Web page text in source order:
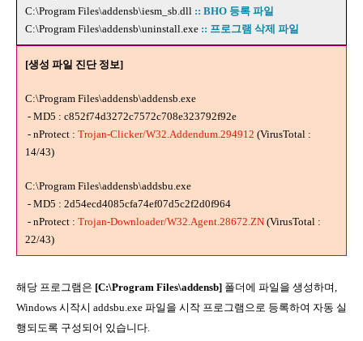
C:\Program Files\addensb\iesm_sb.dll :: BHO 등록 파일
C:\Program Files\addensb\uninstall.exe :: 프로그램 삭제 파일
[생성 파일 진단 정보]
C:\Program Files\addensb\addensb.exe
- MD5 : c852f74d3272c7572c708e323792f92e
- nProtect : Trojan-Clicker/W32.Addendum.294912 (VirusTotal :
14/43)
C:\Program Files\addensb\addsbu.exe
- MD5 : 2d54ecd4085cfa74ef07d5c2f2d0f964
- nProtect : Trojan-Downloader/W32.Agent.28672.ZN (VirusTotal :
22/43)
해당 프로그램은 [C:\Program Files\addensb] 폴더에 파일을 생성하며,
Windows 시작시 addsbu.exe 파일을 시작 프로그램으로 등록하여 자동 실
행되도록 구성되어 있습니다.